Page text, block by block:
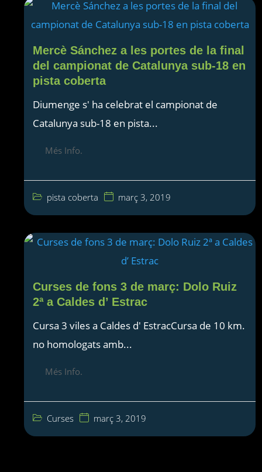
Mercè Sánchez a les portes de la final
del campionat de Catalunya sub-18 en
pista coberta
pista coberta març 3, 2019
Diumenge s' ha celebrat el campionat de
Catalunya sub-18 en pista...
Més Info.
Curses de fons 3 de març: Dolo Ruiz
2ª a Caldes d’ Estrac
Curses març 3, 2019
Cursa 3 viles a Caldes d' EstracCursa de 10 km.
no homologats amb...
Més Info.